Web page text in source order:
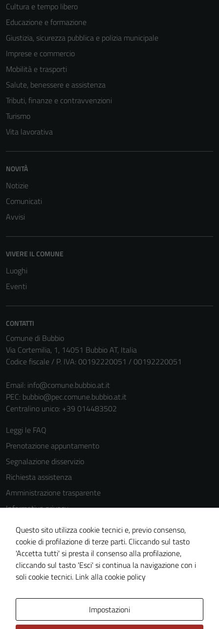
Cultura e tempo libero
Educazione e formazione
Giustizia, sicurezza pubblica e polizia municipale
Imprese e commercio
Mobilità e trasporti
Salute, benessere e assistenza
Tributi, finanze e contravvenzioni
Turismo
Vita lavorativa
NOVITÀ
Notizie
Comunicati
Avvisi
VIVERE IL COMUNE
Luoghi
Eventi
CONTATTI
Comune di Bubbio
Via Cortemilia, 1, 14051 Bubbio AT, Italia
Codice fiscale / P. IVA: 00192220051 / 00192220051
Email: info@comune.bubbio.at.it
PEC: bubbio@pec.comune.bubbio.at.it
Centralino unico: +39 014483502
Leggi le FAQ
Prenotazione appuntamento
Segnalazione disservizio
Richiesta assistenza
Amministrazione trasparente
Informativa privacy
Cookie Policy
Note legali
Dichiarazione di accessibilità
Piano di miglioramento del sito
Questo sito utilizza cookie tecnici e, previo consenso,
cookie di profilazione di terze parti. Cliccando sul tasto
'Accetta tutti' si presta il consenso alla profilazione,
cliccando sul tasto 'Esci' si continua la navigazione con i
soli cookie tecnici. Link alla cookie policy
Impostazioni
per il
non raccolgono